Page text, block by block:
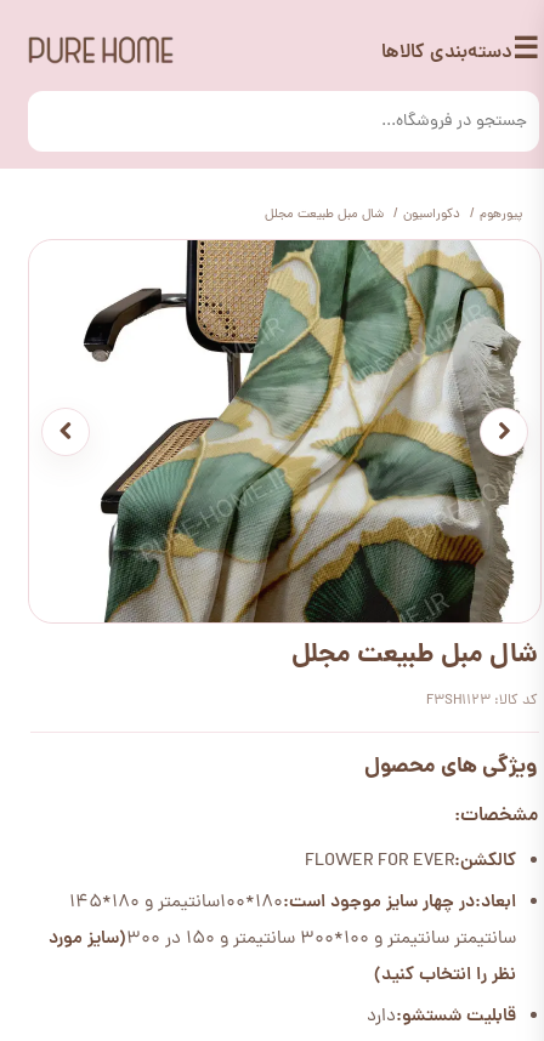
☰دسته‌بندی کالاها
پیورهوم دکوراسیون شال مبل طبیعت مجلل
شال مبل طبیعت مجلل
کد کالا: F3SH1123
ویژگی های محصول
مشخصات:
کالکشن:FLOWER FOR EVER
ابعاد:در چهار سایز موجود است:
180*100سانتیمتر و 180*145
سانتیمتر سانتیمتر و 100*300 سانتیمتر و 150 در 300
(سایز مورد
نظر را انتخاب کنید)
قابلیت شستشو:دارد